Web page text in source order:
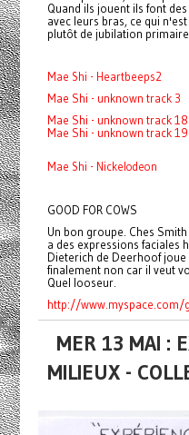
Quand ils jouent ils font
avec leurs bras, ce qui
plutôt de jubilation primaire.
Mae Shi - Heartbeeps2
Mae Shi - unknown track 3
Mae Shi - unknown track 18
Mae Shi - unknown track 19
Mae Shi - Nickelodeon
GOOD FOR COWS
Un bon groupe. Ches
a des expressions faciales
Dieterich de Deerhoof joue
finalement non car il veut
Quel looseur.
http://www.myspace.com/
MER 13 MAI :
MILIEUX -